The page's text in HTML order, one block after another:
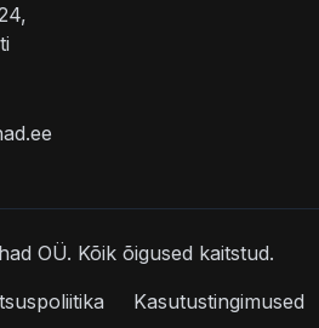
OÜ. Kõik õigused kaitstud.
Kasutustingimused